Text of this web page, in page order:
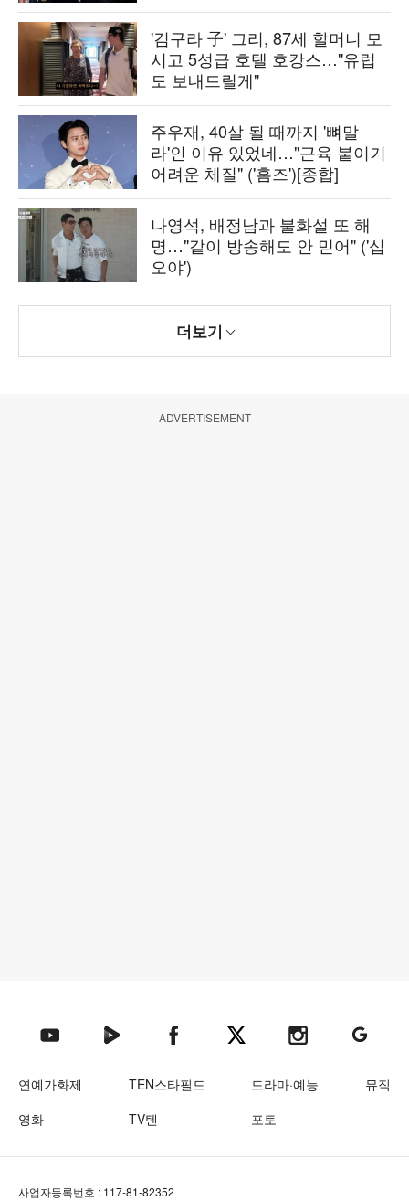
'김구라 子' 그리, 87세 할머니 모
시고 5성급 호텔 호캉스…"유럽
도 보내드릴게"
주우재, 40살 될 때까지 '뼈말
라'인 이유 있었네…"근육 붙이기
어려운 체질" ('홈즈')[종합]
나영석, 배정남과 불화설 또 해
명…"같이 방송해도 안 믿어" ('십
오야')
더보기
ADVERTISEMENT
텐아시아 유튜브텐아시아 네이버TV텐아시아 페이스북텐아시아 엑스텐아시아 인스타그램
텐아시아
연예가화제 TEN스타필드 드라마·예능
뮤직
영화
TV텐 포토
사업자등록번호 : 117-81-82352